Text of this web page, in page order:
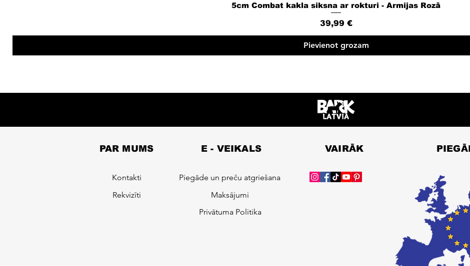
Ātrais skats
5cm Combat kakla siksna ar rokturi - Armijas Rozā
Cena
39,99 €
Pievienot grozam
PAR MUMS
Kontakti
Rekvizīti
E - VEIKALS
Piegāde un preču atgriešana
Maksājumi
Privātuma Politika
VAIRĀK